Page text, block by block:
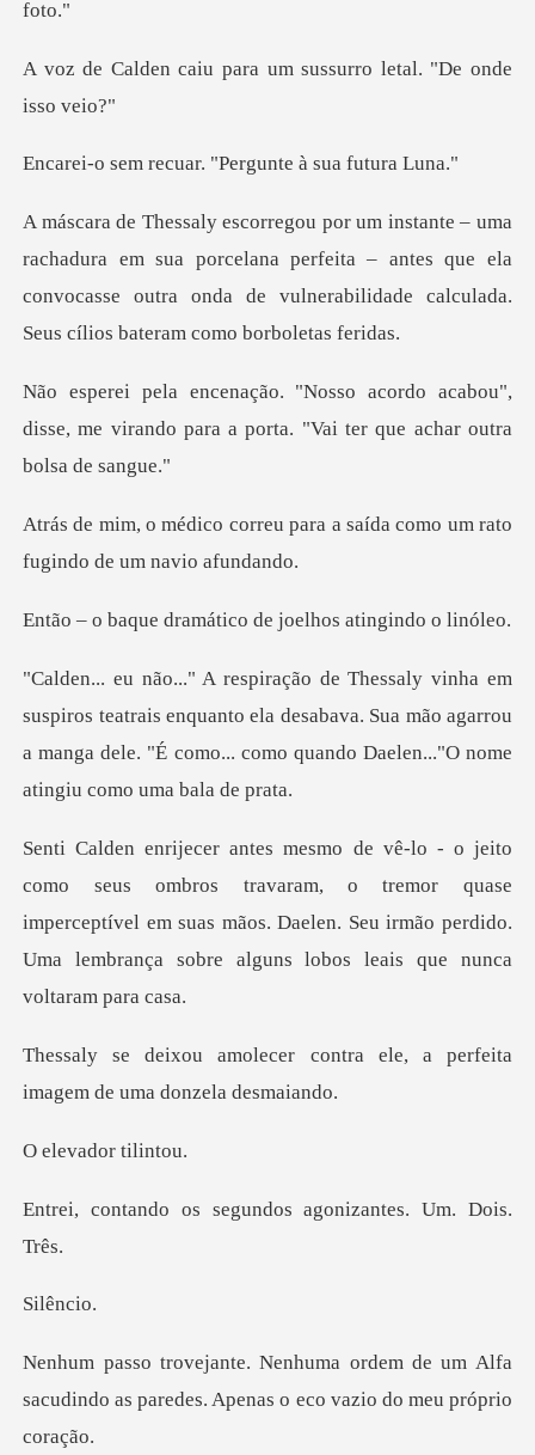
para um sussurro leta
uar. "Pergunte à
sua porcelana perfeita – antes que ela
convocasse outra onda de vu
acabou",
disse, me virando para a porta.
u para a saída como um rato
mático de joelhos a
eatrais enquanto ela desabava. Sua mão agarrou
a manga dele. "É co
avaram, o tremor quase
imperceptível em suas mãos. Daelen. Seu irmão perd
contra ele, a perfeita
image
ador t
segundos agonizant
ênc
de um Alfa
sacudindo as paredes. Apen